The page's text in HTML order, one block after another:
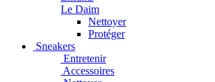
Le Daim
Nettoyer
Protéger
Sneakers
Entretenir
Accessoires